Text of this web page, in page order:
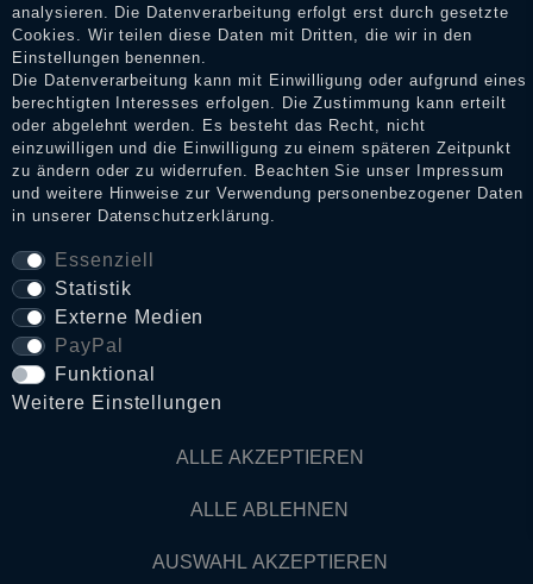
Impressum
Daten­schutz­erklärung
AGB
Widerrufs­recht
VERTRAG WIDERRUFEN
© Copyright 2026 Dark Ages Glasche & Kuczwalska GbR
analysieren. Die Datenverarbeitung erfolgt erst durch gesetzte
Cookies. Wir teilen diese Daten mit Dritten, die wir in den
Einstellungen benennen.
Die Datenverarbeitung kann mit Einwilligung oder aufgrund eines
berechtigten Interesses erfolgen. Die Zustimmung kann erteilt
oder abgelehnt werden. Es besteht das Recht, nicht
einzuwilligen und die Einwilligung zu einem späteren Zeitpunkt
zu ändern oder zu widerrufen. Beachten Sie unser
Impressum
und weitere Hinweise zur Verwendung personenbezogener Daten
in unserer Daten­schutz­erklärung.
Essenziell
Statistik
Externe Medien
PayPal
Funktional
Weitere Einstellungen
ALLE AKZEPTIEREN
ALLE ABLEHNEN
AUSWAHL AKZEPTIEREN